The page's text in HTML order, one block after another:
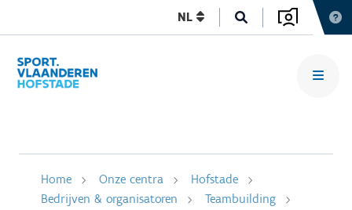
NL
Home Onze centra
Hofstade
Bedrijven & organisatoren
Teambuilding